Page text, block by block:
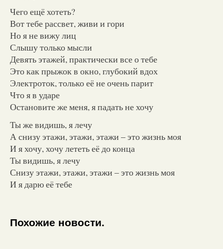
Чего ещё хотеть?
Вот тебе рассвет, живи и гори
Но я не вижу лиц
Слышу только мысли
Девять этажей, практически все о тебе
Это как прыжок в окно, глубокий вдох
Электроток, только её не очень парит
Что я в ударе
Остановите же меня, я падать не хочу
Ты же видишь, я лечу
А снизу этажи, этажи, этажи – это жизнь моя
И я хочу, хочу лететь её до конца
Ты видишь, я лечу
Снизу этажи, этажи, этажи – это жизнь моя
И я дарю её тебе
Похожие новости.